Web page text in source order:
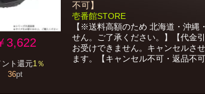
3,622
ト還元1％
36pt
不可】
壱番館STORE
【※送料高額のため 北海道・沖縄
せん。ご了承ください。】【代金
お受けできません。キャンセルさ
ます。【キャンセル不可・返品不